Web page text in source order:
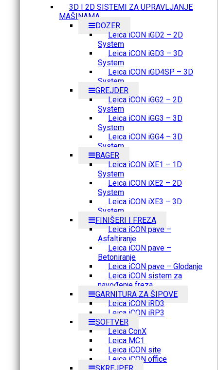
3D I 2D SISTEMI ZA UPRAVLJANJE
MAŠINAMA
DOZER
Leica iCON iGD2 – 2D
System
Leica iCON iGD3 – 3D
System
Leica iCON iGD4SP – 3D
System
GREJDER
Leica iCON iGG2 – 2D
System
Leica iCON iGG3 – 3D
System
Leica iCON iGG4 – 3D
System
BAGER
Leica iCON iXE1 – 1D
System
Leica iCON iXE2 – 2D
System
Leica iCON iXE3 – 3D
System
FINIŠERI I FREZA
Leica iCON pave –
Asfaltiranje
Leica iCON pave –
Betoniranje
Leica iCON pave – Glodanje
Leica iCON sistem za
navođenje freza
GARNITURA ZA ŠIPOVE
Leica iCON iRD3
Leica iCON iRP3
SOFTVER
Leica ConX
Leica MC1
Leica iCON site
Leica iCON office